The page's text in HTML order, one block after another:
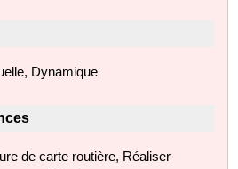
Dynamique
de carte routière, Réaliser